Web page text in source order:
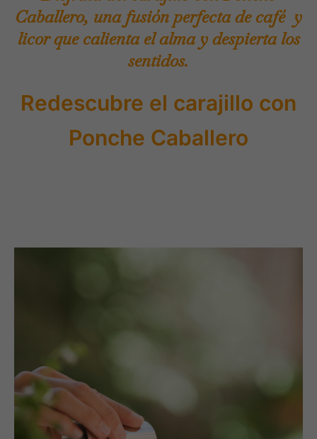
Caballero, una fusión perfecta de café y
licor que calienta el alma y despierta los
sentidos.
Redescubre el carajillo con
Ponche Caballero